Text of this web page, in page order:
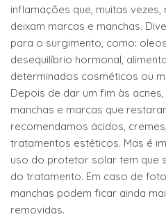
inflamações que, muitas
deixam marcas e manchas.
para o surgimento, como:
desequilíbrio hormonal,
determinados cosméticos ou
Depois de dar um fim às
manchas e marcas que
recomendamos ácidos,
tratamentos estéticos. Mas é
uso do protetor solar tem que
do tratamento. Em caso de
manchas podem ficar ainda
removidas.